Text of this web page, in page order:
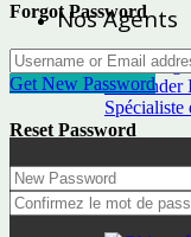
Forgot Password
Get New Password
Reset Password
Nos Agents
Alexander
Objets